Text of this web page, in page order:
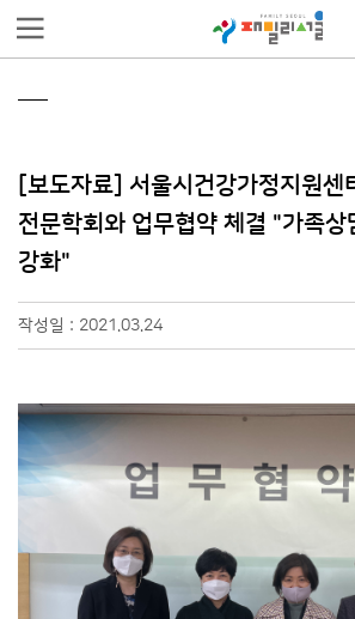
[보도자료] 서울시건강가정지원센
전문학회와 업무협약 체결 "가족상
강화"
작성일 : 2021.03.24